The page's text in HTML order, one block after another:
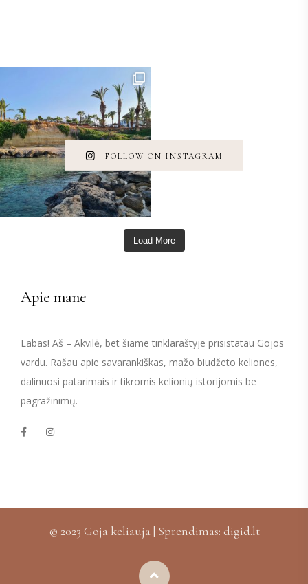
Load More
FOLLOW ON INSTAGRAM
Apie mane
Labas! Aš – Akvilė, bet šiame tinklaraštyje prisistatau Gojos
vardu. Rašau apie savarankiškas, mažo biudžeto keliones,
dalinuosi patarimais ir tikromis kelionių istorijomis be
pagražinimų.
© 2023 Goja keliauja | Sprendimas: digid.lt